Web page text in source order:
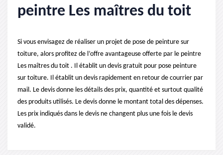
peintre Les maîtres du toit
Si vous envisagez de réaliser un projet de pose de peinture sur
toiture, alors profitez de l’offre avantageuse offerte par le peintre
Les maîtres du toit . Il établit un devis gratuit pour pose peinture
sur toiture. Il établit un devis rapidement en retour de courrier par
mail. Le devis donne les détails des prix, quantité et surtout qualité
des produits utilisés. Le devis donne le montant total des dépenses.
Les prix indiqués dans le devis ne changent plus une fois le devis
validé.